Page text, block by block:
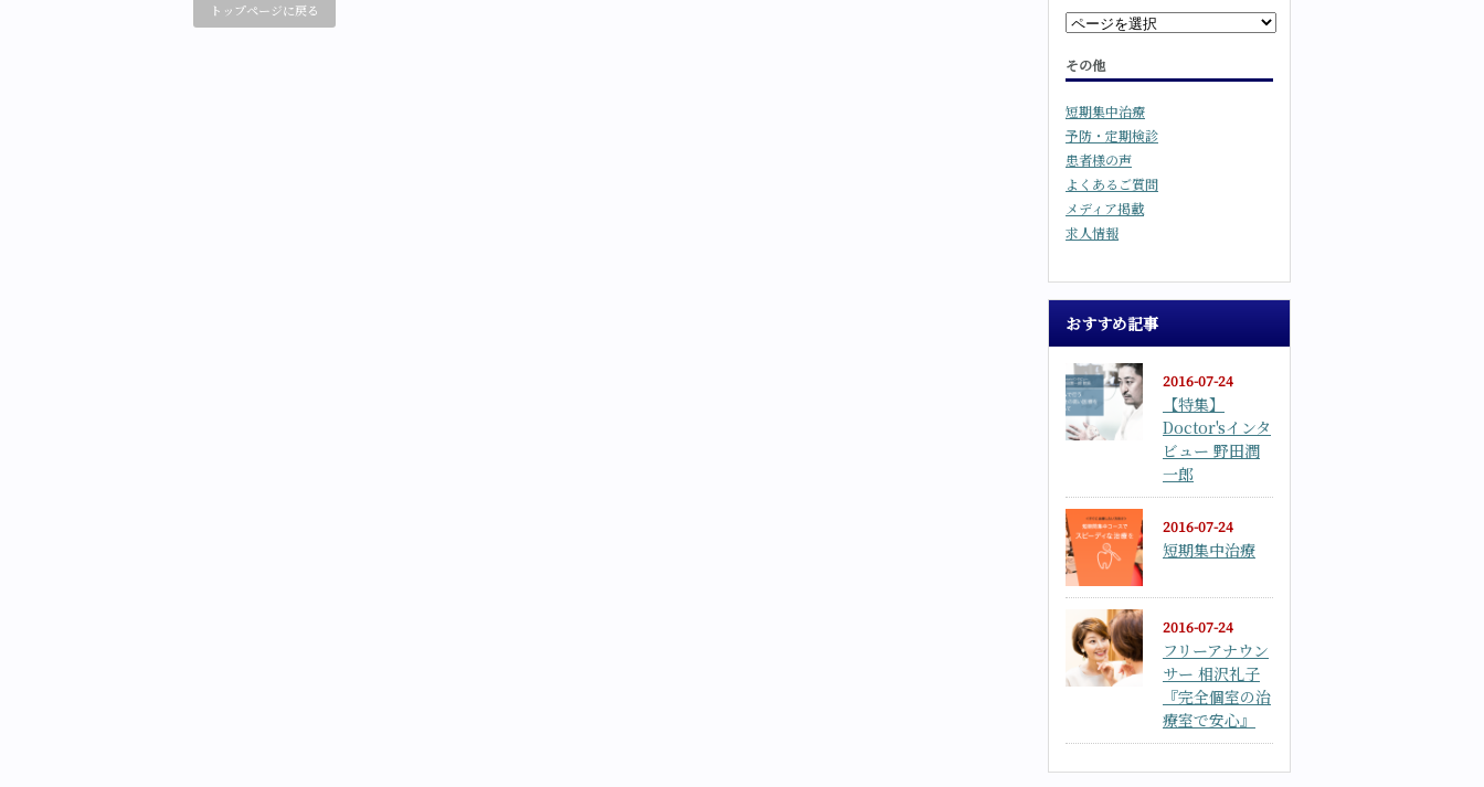
トップページに戻る
その他
短期集中治療
予防・定期検診
患者様の声
よくあるご質問
メディア掲載
求人情報
おすすめ記事
2016-07-24
【特集】
Doctor'sインタ
ビュー 野田潤
一郎
2016-07-24
短期集中治療
2016-07-24
フリーアナウン
サー 相沢礼子
『完全個室の治
療室で安心』